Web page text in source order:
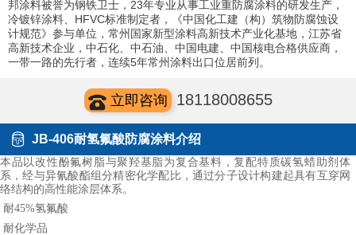
邦涂料被誉为钢铁卫士，23年专业从事工业重防腐涂料的研发生产，
冷镀锌涂料、HFVC标准制定者，《中国化工建（构）筑物防腐蚀设
计规范》参与单位，常州国家新型涂料高新技术产业化基地，江苏省
高新技术企业，中石化、中石油、中国电建、中国核电合格供应商，
一带一路的先行者，连续5年常州涂料出口位居前列。
立即咨询 18118008655
JB-406耐氢氟酸防腐涂料介绍
本品以改性酚氟树脂与聚羟基脂为复合基料，复配特质碳氢蜡助剂体
系，经与异氰酸酯组分精密化学配比，通过分子设计构建起具有互穿网
络结构的高性能涂层体系。
耐45%氢氟酸
耐化学品